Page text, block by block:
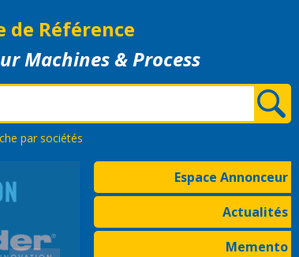
Référence
Machines & Process
par sociétés
Espace Annonceur
Actualités
Memento